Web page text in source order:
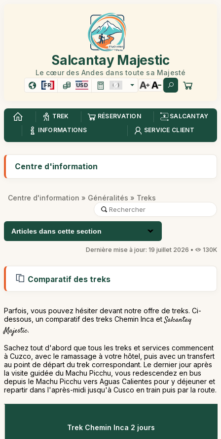
Salcantay Majestic
Le cœur des Andes dans toute sa Majesté
FR USD
TREK RÉSERVATION
SALCANTAY
INFORMATIONS
SERVICE CLIENT
Centre d'information
Centre d'information » Généralités » Treks
Articles dans cette section
Dernière mise à jour: 19 juillet 2026 • 130K
Comparatif des treks
Parfois, vous pouvez hésiter devant notre offre de treks. Ci-
dessous, un comparatif des treks Chemin Inca et Salcantay
Majestic.
Sachez tout d'abord que tous les treks et services commencent
à Cuzco, avec le ramassage à votre hôtel, puis avec un transfert
au point de départ du trek correspondant. Le dernier jour après
la visite guidée du Machu Picchu, vous redescendez en bus
depuis le Machu Picchu vers Aguas Calientes pour y déjeuner et
repartir dans l'après-midi jusqu'à Cusco en train puis par la route.
Trek Chemin Inca 2 jours